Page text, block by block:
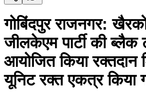
गोबिंदपुर राजनगर:
जीलकेएम पार्टी की ब्लैक
आयोजित किया रक्तदान
यूनिट रक्त एकत्र किया